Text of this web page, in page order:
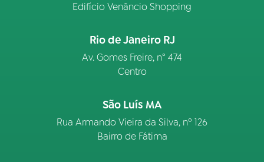
Edifício Venâncio Shopping
Rio de Janeiro RJ
Av. Gomes Freire, n° 474
Centro
São Luís MA
Rua Armando Vieira da Silva, nº 126
Bairro de Fátima